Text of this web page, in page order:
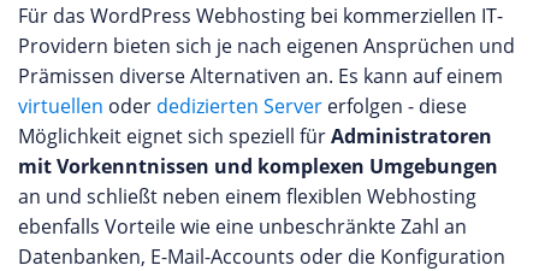
Für das WordPress Webhosting bei kommerziellen IT-
Providern bieten sich je nach eigenen Ansprüchen und
Prämissen diverse Alternativen an. Es kann auf einem
virtuellen oder dedizierten Server erfolgen - diese
Möglichkeit eignet sich speziell fürAdministratoren
mit Vorkenntnissen und komplexen Umgebungen
an und schließt neben einem flexiblen Webhosting
ebenfalls Vorteile wie eine unbeschränkte Zahl an
Datenbanken, E-Mail-Accounts oder die Konfiguration